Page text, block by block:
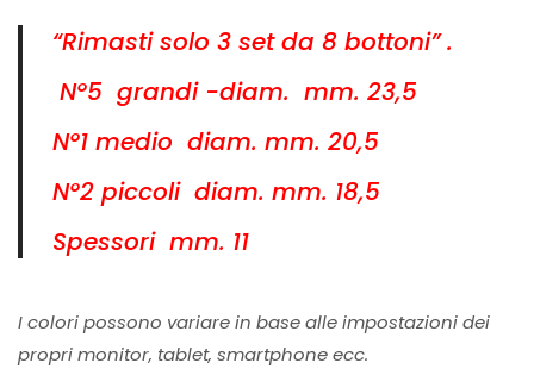
“Rimasti solo 3 set da 8 bottoni” .
N°5 grandi -diam. mm. 23,5
N°1 medio diam. mm. 20,5
N°2 piccoli diam. mm. 18,5
Spessori mm. 11
I colori possono variare in base alle impostazioni dei
propri monitor, tablet, smartphone ecc.